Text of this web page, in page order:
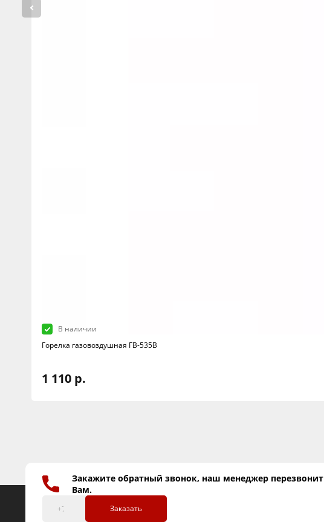
В наличии
Горелка газовоздушная ГВ-535В
1 110 р.
Закажите обратный звонок, наш менеджер перезвонит
Вам.
Заказать